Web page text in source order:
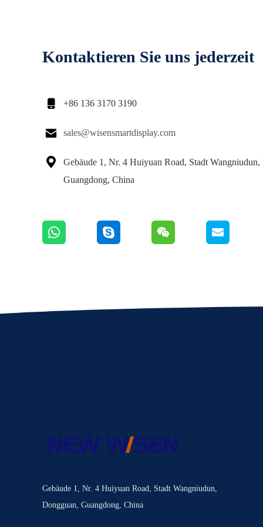
Kontaktieren Sie uns jederzeit
 +86 136 3170 3190
 sales@wisensmartdisplay.com

Gebäude 1, Nr. 4 Huiyuan Road, Stadt Wangniudun,
Guangdong, China
Gebäude 1, Nr. 4 Huiyuan Road, Stadt Wangniudun,
Dongguan, Guangdong, China